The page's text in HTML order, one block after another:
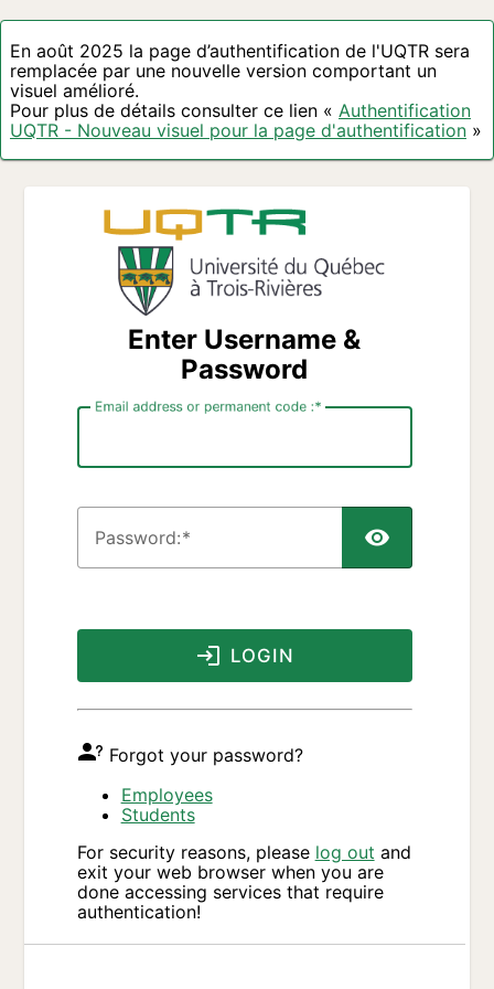
En août 2025 la page d’authentification de l'UQTR sera
remplacée par une nouvelle version comportant un
visuel amélioré.
Pour plus de détails consulter ce lien « Authentification
UQTR - Nouveau visuel pour la page d'authentification »
Enter Username &
Password
Email address or permanent code :
Password:
LOGIN
Forgot your password?
Employees
Students
For security reasons, please log out and
exit your web browser when you are
done accessing services that require
authentication!